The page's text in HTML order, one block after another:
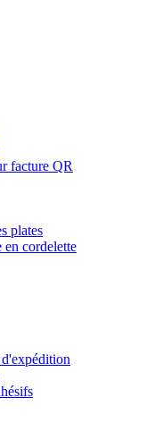
facture QR
plates
en cordelette